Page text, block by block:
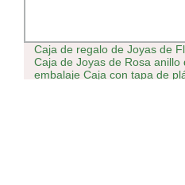
Caja de regalo de Joyas de
Caja de Joyas de Rosa anillo
embalaje Caja con tapa de